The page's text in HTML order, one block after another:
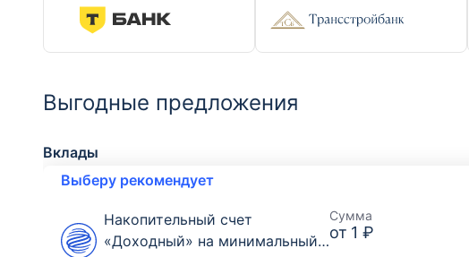
Выгодные предложения
Вклады
Выберу рекомендует
Накопительный счет
«Доходный» на минимальный
Сумма
от 1 ₽